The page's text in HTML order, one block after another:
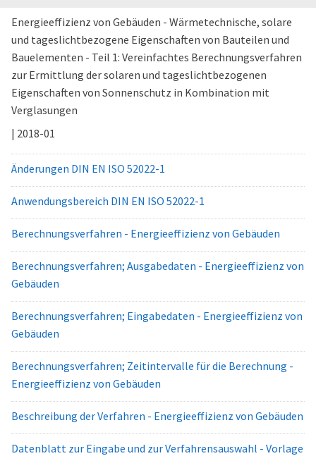
Energieeffizienz von Gebäuden - Wärmetechnische, solare
und tageslichtbezogene Eigenschaften von Bauteilen und
Bauelementen - Teil 1: Vereinfachtes Berechnungsverfahren
zur Ermittlung der solaren und tageslichtbezogenen
Eigenschaften von Sonnenschutz in Kombination mit
Verglasungen
| 2018-01
Änderungen DIN EN ISO 52022-1
Anwendungsbereich DIN EN ISO 52022-1
Berechnungsverfahren - Energieeffizienz von Gebäuden
Berechnungsverfahren; Ausgabedaten - Energieeffizienz von
Gebäuden
Berechnungsverfahren; Eingabedaten - Energieeffizienz von
Gebäuden
Berechnungsverfahren; Zeitintervalle für die Berechnung -
Energieeffizienz von Gebäuden
Beschreibung der Verfahren - Energieeffizienz von Gebäuden
Datenblatt zur Eingabe und zur Verfahrensauswahl - Vorlage